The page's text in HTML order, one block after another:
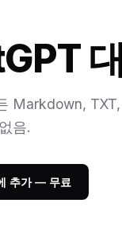
Markdown,
음.
추가 — 무료